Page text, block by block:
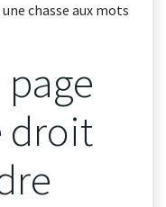
chasse aux mots
droit